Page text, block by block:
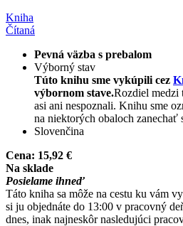
Kniha
Čítaná
Pevná väzba s prebalom
Výborný stav
Túto knihu sme vykúpili cez
výbornom stave.Rozdiel medzi
asi ani nespoznali. Knihu sme
na niektorých obaloch zanechať
Slovenčina
Cena: 15,92 €
Na sklade
Posielame ihneď
Táto kniha sa môže na cestu ku vám
si ju objednáte do 13:00 v pracovný
dnes, inak najneskôr nasledujúci